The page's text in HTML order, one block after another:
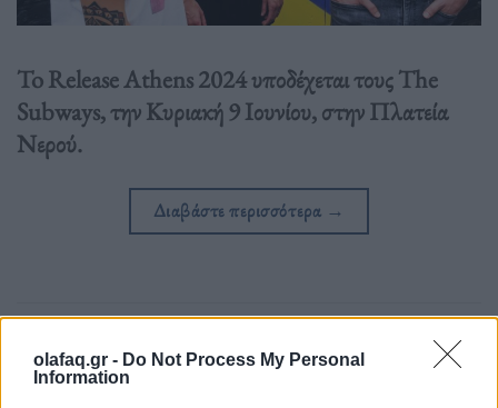
olafaq.gr - Do Not Process My Personal
Information
To Release Athens 2024 υποδέχεται τους The
Subways, την Κυριακή 9 Ιουνίου, στην Πλατεία
Νερού.
Διαβάστε περισσότερα →
Δημοσιεύθηκε σεEvents|TaggedJohn Peel,Offspring,rock n' roll,
The Subways,Young For Eternity